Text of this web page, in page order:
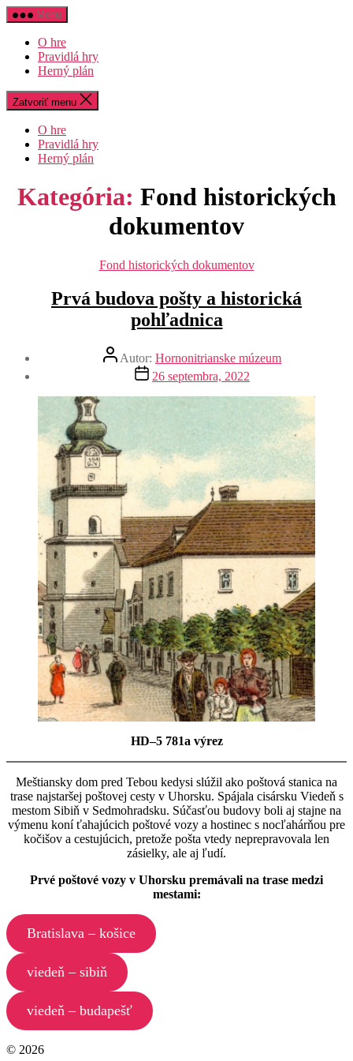
Preskočiť
na
obsah
Menu
O hre
Pravidlá hry
Herný plán
Zatvoriť menu
O hre
Pravidlá hry
Herný plán
Kategória: Fond historických
dokumentov
Kategórie
Fond historických dokumentov
Prvá budova pošty a historická
pohľadnica
Autor
článku
Autor: Hornonitrianske múzeum
Dátum
článku
26 septembra, 2022
HD–5 781a výrez
Meštiansky dom pred Tebou kedysi slúžil ako poštová stanica na
trase najstaršej poštovej cesty v Uhorsku. Spájala cisársku Viedeň s
mestom Sibiň v Sedmohradsku. Súčasťou budovy boli aj stajne na
výmenu koní ťahajúcich poštové vozy a hostinec s nocľahárňou pre
kočišov a cestujúcich, pretože pošta vtedy neprepravovala len
zásielky, ale aj ľudí.
Prvé poštové vozy v Uhorsku premávali na trase medzi
mestami:
Bratislava – košice
viedeň – sibiň
viedeň – budapešť
© 2026